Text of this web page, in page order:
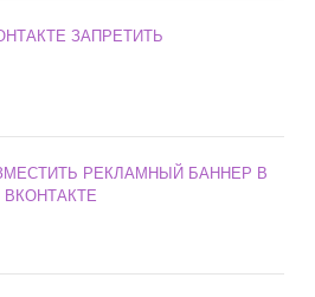
ЗАПРЕТИТЬ
РЕКЛАМНЫЙ БАННЕР В
ВКОНТАКТЕ